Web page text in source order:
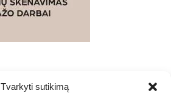
Tvarkyti sutikimą